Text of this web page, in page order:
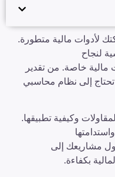
لأدوات مالية متطورة.
لنجاح
مالية خاصة. من تقدير
تحتاج إلى نظام محاسبي
وكيفية تطبيقها.
مشاريعك إلى
بكفاءة.